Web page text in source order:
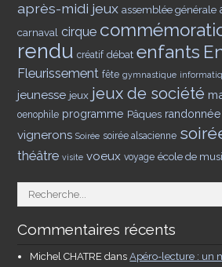
après-midi jeux assemblée générale
carnaval cirque
rendu créatif débat enfants
Fleurissement fête gymnastique
jeunesse jeux jeux de société
oenophile programme Pâques randonnée
vignerons Soirée soirée alsacienne
théâtre visite voeux voyage école de
Commentaires récents
Michel CHATRE dansApéro-lecture : un